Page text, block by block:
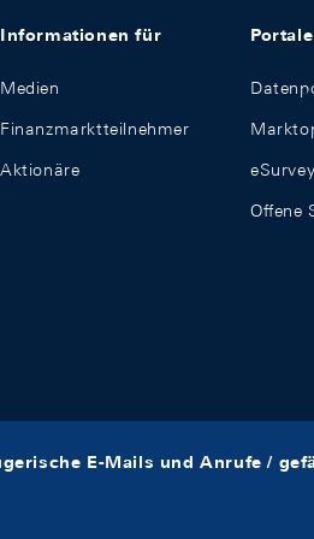
Informationen für
Medien
Finanzmarktteilnehmer
Aktionäre
Portale
eSurvey
Offene
E-Mails und Anrufe /